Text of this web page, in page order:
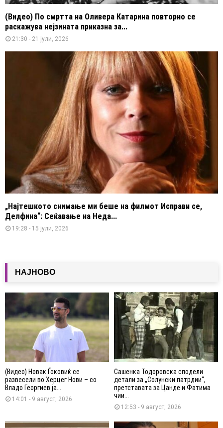
(Видео) По смртта на Оливера Катарина повторно се
раскажува нејзината приказна за...
21:30 - 21 јули, 2026
„Најтешкото снимање ми беше на филмот Исправи се,
Делфина“: Сеќавање на Неда...
19:28 - 15 јули, 2026
НАЈНОВО
(Видео) Новак Ѓоковиќ се
развесели во Херцег Нови – со
Владо Георгиев ја...
14:01 - 9 август, 2026
Сашенка Тодоровска сподели
детали за „Солунски патрдии“,
претставата за Цанде и Фатима
чии...
12:53 - 9 август, 2026